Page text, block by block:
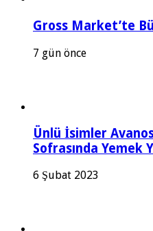
Gross Market’te
7 gün önce
Ünlü İsimler
Sofrasında Yemek
6 Şubat 2023